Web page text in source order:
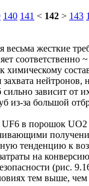
140 141 < 142 > 143
жесткие
соответственно
химическому
нейтронов,
зависит от
из-за большой
в порошок
тенденцию к
на
(рис.
тем выше,